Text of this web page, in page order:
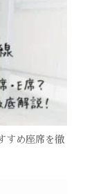
すめ座席を徹